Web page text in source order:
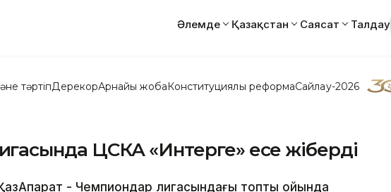
Әлемде Қазақстан Саясат Талдау
тәртіпДерекқорАрнайы жобаКонституциялық реформаСайлау-2026
ЦСКА «Интерге» есе жіберді
- Чемпиондар лигасындағы топтық ойында